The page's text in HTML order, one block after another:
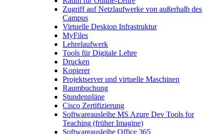
Zugriff auf Netzlaufwerke von außerhalb des
Campus
Virtuelle Desktop Infrastruktur
MyFiles
Lehrelaufwerk
Tools für Digitale Lehre
Drucken
Kopierer
Projektserver und virtuelle Maschinen
Raumbuchung
Stundenpläne
Cisco Zertifizierung
Softwareausleihe MS Azure Dev Tools for
Teaching (früher Imagine)
Softwareausleihe Office 365